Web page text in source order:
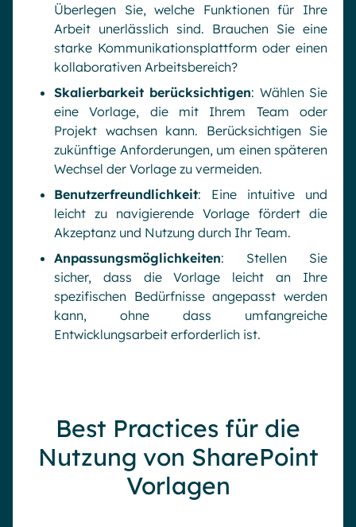
Überlegen Sie, welche Funktionen für Ihre
Arbeit unerlässlich sind. Brauchen Sie eine
starke Kommunikationsplattform oder einen
kollaborativen Arbeitsbereich?
Skalierbarkeit berücksichtigen: Wählen Sie
eine Vorlage, die mit Ihrem Team oder
Projekt wachsen kann. Berücksichtigen Sie
zukünftige Anforderungen, um einen späteren
Wechsel der Vorlage zu vermeiden.
Benutzerfreundlichkeit: Eine intuitive und
leicht zu navigierende Vorlage fördert die
Akzeptanz und Nutzung durch Ihr Team.
Anpassungsmöglichkeiten: Stellen Sie
sicher, dass die Vorlage leicht an Ihre
spezifischen Bedürfnisse angepasst werden
kann, ohne dass umfangreiche
Entwicklungsarbeit erforderlich ist.
Best Practices für die
Nutzung von SharePoint
Vorlagen